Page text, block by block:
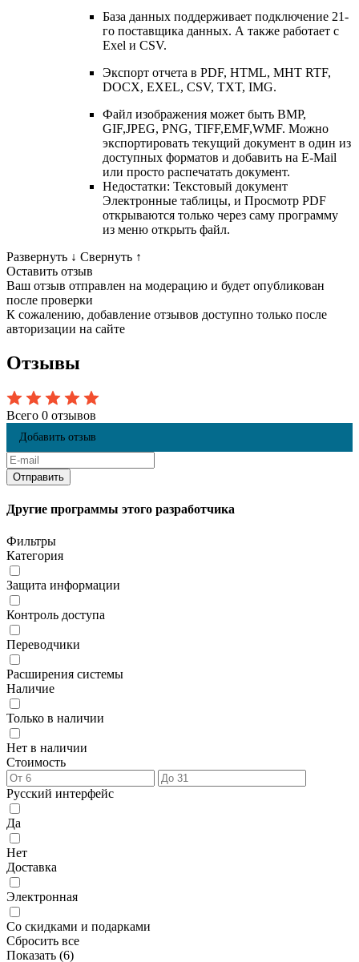
База данных поддерживает подключение 21-
го поставщика данных. А также работает с
Exel и CSV.
Экспорт отчета в PDF, HTML, MНT RTF,
DOCX, EXEL, CSV, TXT, IMG.
Файл изображения может быть BMP,
GIF,JPEG, PNG, TIFF,EMF,WMF. Можно
экспортировать текущий документ в один из
доступных форматов и добавить на E-Mail
или просто распечатать документ.
Недостатки: Текстовый документ
Электронные таблицы, и Просмотр PDF
открываются только через саму программу
из меню открыть файл.
Развернуть ↓ Свернуть ↑
Оставить отзыв
Ваш отзыв отправлен на модерацию и будет опубликован
после проверки
К сожалению, добавление отзывов доступно только после
авторизации на сайте
Отзывы
Всего 0 отзывов
Добавить отзыв
Другие программы этого разработчика
Фильтры
Категория
Защита информации
Контроль доступа
Переводчики
Расширения системы
Наличие
Только в наличии
Нет в наличии
Стоимость
Русский интерфейс
Да
Нет
Доставка
Электронная
Со скидками и подарками
Сбросить все
Показать (6)